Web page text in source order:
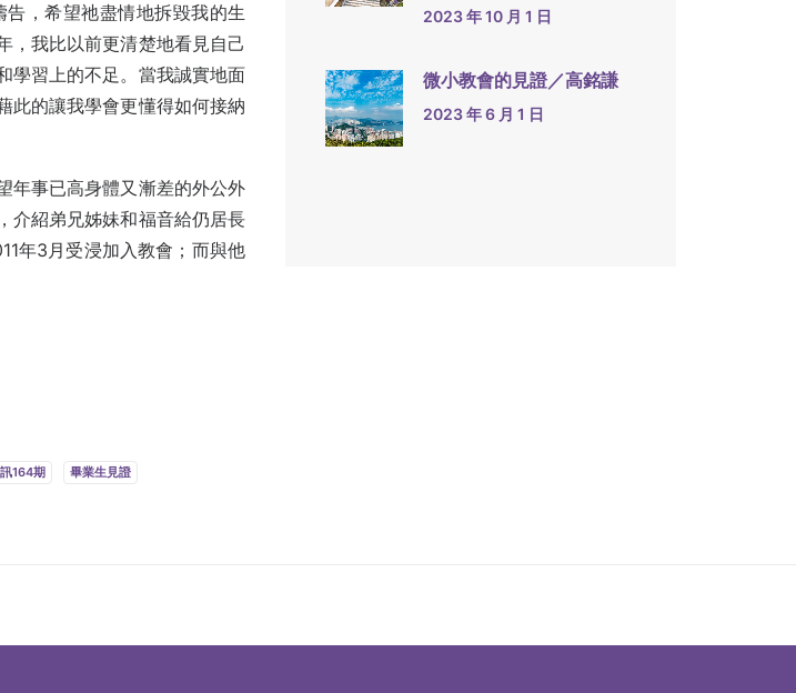
，希望祂盡情地拆毀我的生
，我比以前更清楚地看見自己
學習上的不足。當我誠實地面
此的讓我學會更懂得如何接納
事已高身體又漸差的外公外
介紹弟兄姊妹和福音給仍居長
年3月受浸加入教會；而與他
2023 年 10 月 1 日
微小教會的見證／高銘謙
2023 年 6 月 1 日
164期 畢業生見證